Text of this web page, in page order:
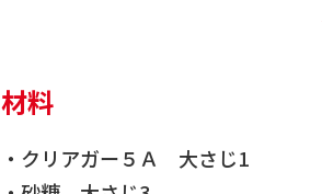
材料
・クリアガー５Ａ 大さじ1